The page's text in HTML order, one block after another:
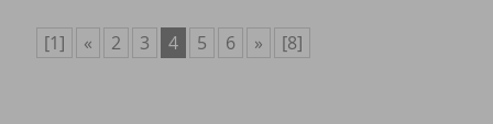
[1] « 2 3 4 5 6 » [8]